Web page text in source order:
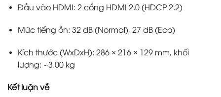
Đầu vào HDMI: 2 cổng HDMI 2.0 (HDCP 2.2)
Mức tiếng ồn: 32 dB (Normal), 27 dB (Eco)
Kích thước (WxDxH): 286 × 216 × 129 mm, khối
lượng: ~3.00 kg
Kết luậnvề